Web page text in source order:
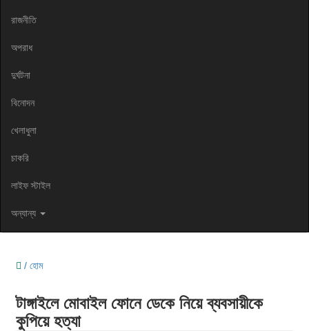
রাজনীতি
অপরাধ
দুর্ঘটনা
বিনোদন
খেলাধুলা
চাকরি
লাইফ স্টাইল
অন্যান্য
/ হোম
টাঙ্গাইলে মোবাইল ফোনে ডেকে নিয়ে ব্যবসায়ীকে
কুপিয়ে হত্যা